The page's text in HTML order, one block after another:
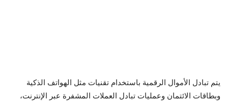
يتم تبادل الأموال الرقمية باستخدام تقنيات مثل الهواتف الذكية
وبطاقات الائتمان وعمليات تبادل العملات المشفرة عبر الإنترنت،